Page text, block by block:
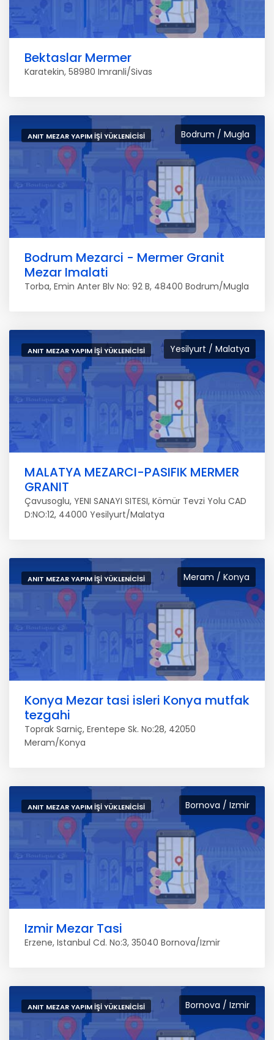
Bektaslar Mermer
Karatekin, 58980 Imranli/Sivas
Bodrum / Mugla
ANIT MEZAR YAPIM İŞI YÜKLENICISI
Bodrum Mezarci - Mermer Granit
Mezar Imalati
Torba, Emin Anter Blv No: 92 B, 48400 Bodrum/Mugla
Yesilyurt / Malatya
ANIT MEZAR YAPIM İŞI YÜKLENICISI
MALATYA MEZARCI-PASIFIK MERMER
GRANIT
Çavusoglu, YENI SANAYI SITESI, Kömür Tevzi Yolu CAD
D:NO:12, 44000 Yesilyurt/Malatya
Meram / Konya
ANIT MEZAR YAPIM İŞI YÜKLENICISI
Konya Mezar tasi isleri Konya mutfak
tezgahi
Toprak Sarniç, Erentepe Sk. No:28, 42050
Meram/Konya
Bornova / Izmir
ANIT MEZAR YAPIM İŞI YÜKLENICISI
Izmir Mezar Tasi
Erzene, Istanbul Cd. No:3, 35040 Bornova/Izmir
Bornova / Izmir
ANIT MEZAR YAPIM İŞI YÜKLENICISI